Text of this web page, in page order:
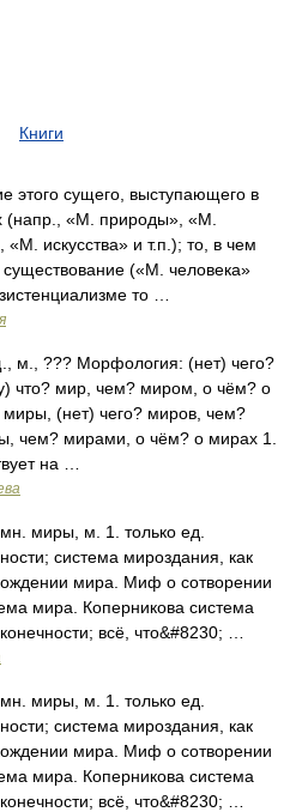
Книги
этого сущего, выступающего в
(напр., «М. природы», «М.
искусства» и т.п.); то, в чем
(«М. человека»
то …
м., ??? Морфология: (нет) чего?
что? мир, чем? миром, о чём? о
(нет) чего? миров, чем?
чем? мирами, о чём? о мирах 1.
на …
миры, м. 1. только ед.
система мироздания, как
мира. Миф о сотворении
мира. Коперникова система
всё, что&#8230; …
миры, м. 1. только ед.
система мироздания, как
мира. Миф о сотворении
мира. Коперникова система
всё, что&#8230; …